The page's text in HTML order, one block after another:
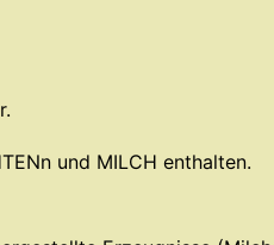
und MILCH enthalten.